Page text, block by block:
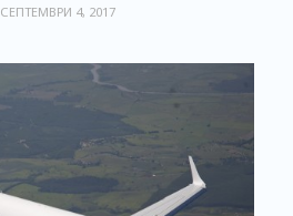
СЕПТЕМВРИ 4, 2017